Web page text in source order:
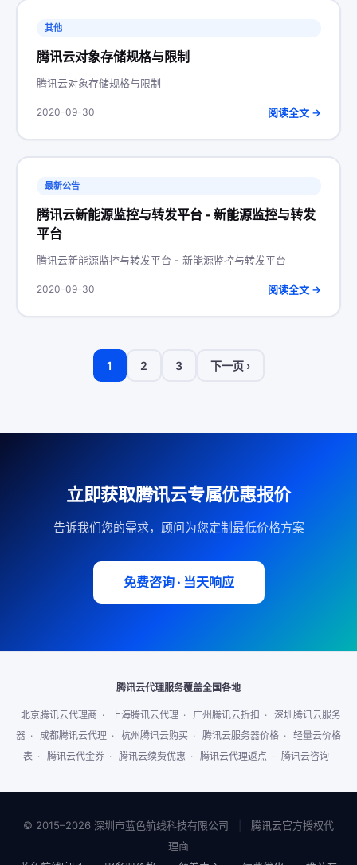
其他
腾讯云对象存储规格与限制
腾讯云对象存储规格与限制
2020-09-30 阅读全文 →
最新公告
腾讯云新能源监控与转发平台 - 新能源监控与转发
平台
腾讯云新能源监控与转发平台 - 新能源监控与转发平台
2020-09-30 阅读全文 →
1 2 3 下一页 ›
立即获取腾讯云专属优惠报价
告诉我们您的需求，顾问为您定制最低价格方案
免费咨询 · 当天响应
腾讯云代理服务覆盖全国各地
北京腾讯云代理商 · 上海腾讯云代理 · 广州腾讯云折扣 · 深圳腾讯云服务
器 · 成都腾讯云代理 · 杭州腾讯云购买 · 腾讯云服务器价格 · 轻量云价格
表 · 腾讯云代金券 · 腾讯云续费优惠 · 腾讯云代理返点 · 腾讯云咨询
© 2015–2026 深圳市蓝色航线科技有限公司
腾讯云官方授权代
理商